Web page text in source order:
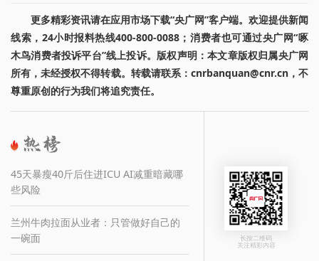
更多精彩资讯请在应用市场下载“央广网”客户端。欢迎提供新闻
线索，24小时报料热线400-800-0088；消费者也可通过央广网“啄
木鸟消费者投诉平台”线上投诉。版权声明：本文章版权归属央广网
所有，未经授权不得转载。转载请联系：cnrbanquan@cnr.cn，不
尊重原创的行为我们将追究责任。
45天暴瘦40斤后住进ICU AI减重暗藏哪
些风险
兰州牛肉拉面从业者：只管做好自己的
一碗面
长按二维码
关注精彩内容